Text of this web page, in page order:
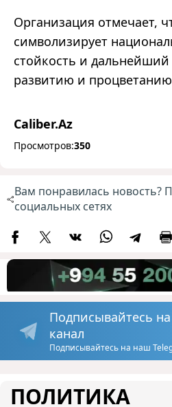
Организация отмечает,
символизирует
стойкость и дальнейший
развитию и
Caliber.Az
Просмотров:350
Вам понравилась новость?
социальных сетях
Подписывайтесь
канал
Подписывайтесь на наш
ПОЛИТИКА